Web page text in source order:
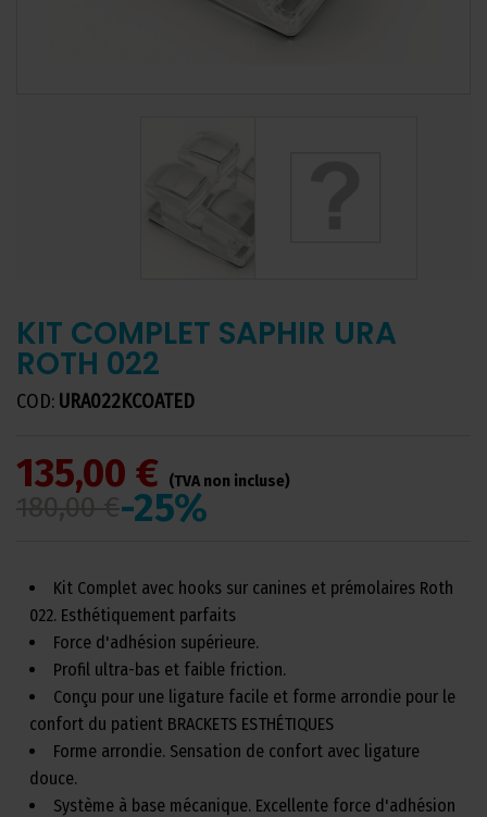
KIT COMPLET SAPHIR URA
ROTH 022
COD: URA022KCOATED
135,00 € (TVA non incluse)
-25%
Kit Complet avec hooks sur canines et prémolaires Roth
022. Esthétiquement parfaits
Force d'adhésion supérieure.
Profil ultra-bas et faible friction.
Conçu pour une ligature facile et forme arrondie pour le
confort du patient BRACKETS ESTHÉTIQUES
Forme arrondie. Sensation de confort avec ligature
douce.
Système à base mécanique. Excellente force d'adhésion